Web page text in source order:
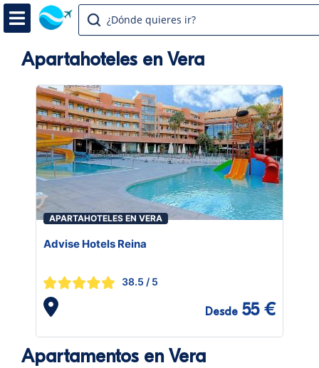
¿Dónde quieres ir?
Apartahoteles en Vera
APARTAHOTELES EN VERA
Advise Hotels Reina
38.5 / 5
Desde 55 €
Apartamentos en Vera